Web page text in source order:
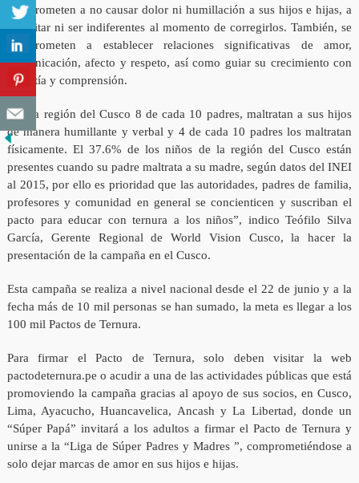
comprometen a no causar dolor ni humillación a sus hijos e hijas, a
no gritar ni ser indiferentes al momento de corregirlos. También, se
comprometen a establecer relaciones significativas de amor,
comunicación, afecto y respeto, así como guiar su crecimiento con
empatía y comprensión.
“En la región del Cusco 8 de cada 10 padres, maltratan a sus hijos
de manera humillante y verbal y 4 de cada 10 padres los maltratan
físicamente. El 37.6% de los niños de la región del Cusco están
presentes cuando su padre maltrata a su madre, según datos del INEI
al 2015, por ello es prioridad que las autoridades, padres de familia,
profesores y comunidad en general se concienticen y suscriban el
pacto para educar con ternura a los niños”, indico Teófilo Silva
García, Gerente Regional de World Vision Cusco, la hacer la
presentación de la campaña en el Cusco.
Esta campaña se realiza a nivel nacional desde el 22 de junio y a la
fecha más de 10 mil personas se han sumado, la meta es llegar a los
100 mil Pactos de Ternura.
Para firmar el Pacto de Ternura, solo deben visitar la web
pactodeternura.pe o acudir a una de las actividades públicas que está
promoviendo la campaña gracias al apoyo de sus socios, en Cusco,
Lima, Ayacucho, Huancavelica, Ancash y La Libertad, donde un
“Súper Papá” invitará a los adultos a firmar el Pacto de Ternura y
unirse a la “Liga de Súper Padres y Madres ”, comprometiéndose a
solo dejar marcas de amor en sus hijos e hijas.